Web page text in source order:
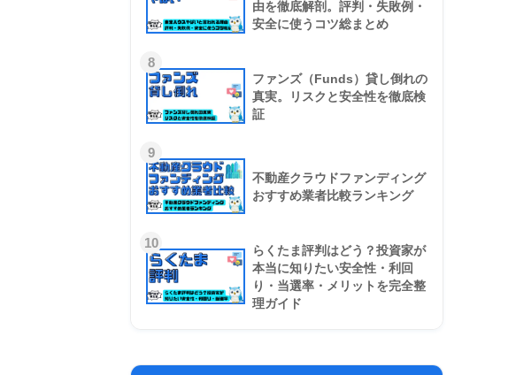
由を徹底解剖。評判・失敗例・
安全に使うコツ総まとめ
8
ファンズ（Funds）貸し倒れの
真実。リスクと安全性を徹底検
証
9
不動産クラウドファンディング
おすすめ業者比較ランキング
10
らくたま評判はどう？投資家が
本当に知りたい安全性・利回
り・当選率・メリットを完全整
理ガイド